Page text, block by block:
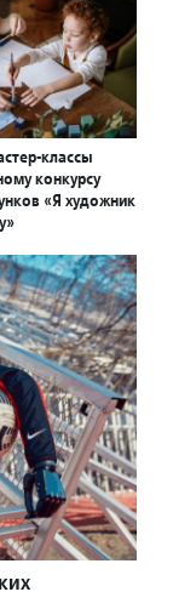
классы
конкурсу
«Я художник